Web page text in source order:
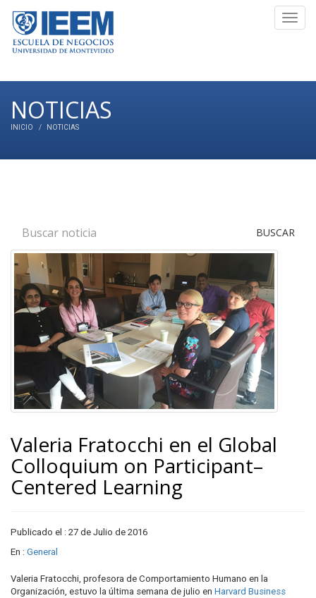
NOTICIAS
INICIO NOTICIAS
BUSCAR
Valeria Fratocchi en el Global
Colloquium on Participant–
Centered Learning
Publicado el : 27 de Julio de 2016
En : General
Valeria Fratocchi, profesora de Comportamiento Humano en la
Organización, estuvo la última semana de julio en Harvard Business